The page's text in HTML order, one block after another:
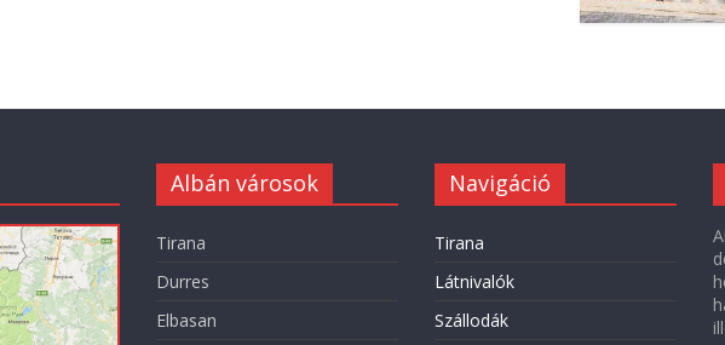
Albán városok
Tirana
Durres
Elbasan
Navigáció
Tirana
Látnivalók
Szállodák